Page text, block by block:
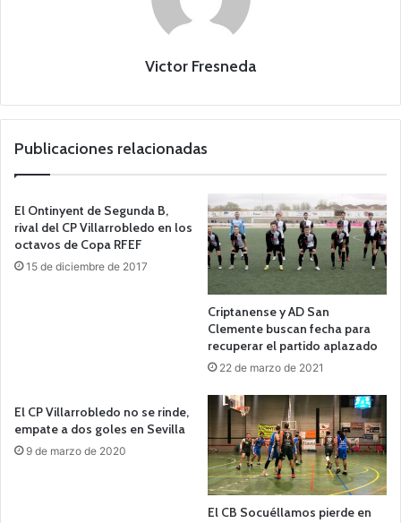
Victor Fresneda
Publicaciones relacionadas
El Ontinyent de Segunda B,
rival del CP Villarrobledo en los
octavos de Copa RFEF
15 de diciembre de 2017
Criptanense y AD San
Clemente buscan fecha para
recuperar el partido aplazado
22 de marzo de 2021
El CP Villarrobledo no se rinde,
empate a dos goles en Sevilla
9 de marzo de 2020
El CB Socuéllamos pierde en